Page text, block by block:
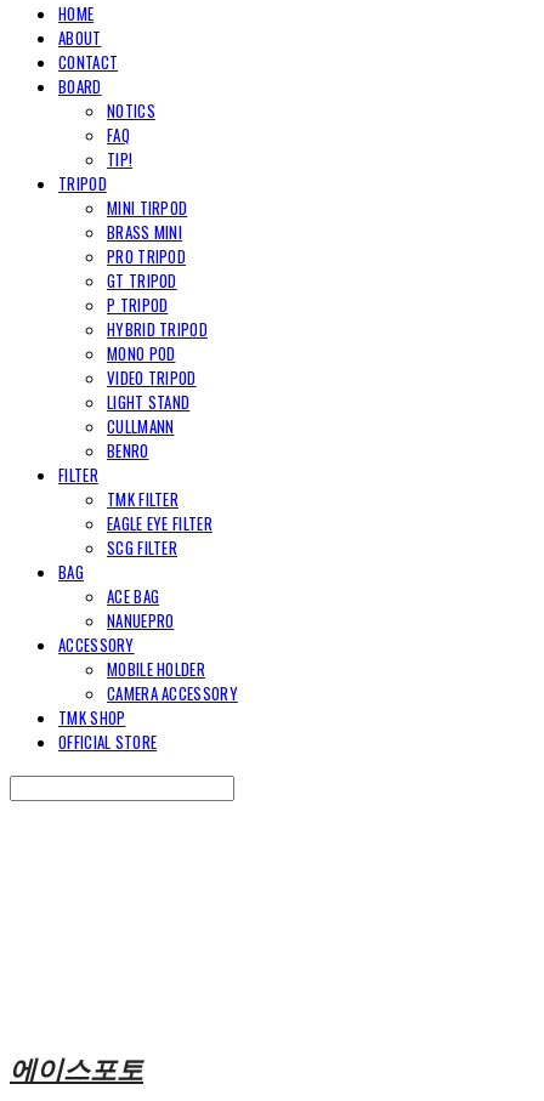
HOME
ABOUT
CONTACT
BOARD
NOTICS
FAQ
TIP!
TRIPOD
MINI TIRPOD
BRASS MINI
PRO TRIPOD
GT TRIPOD
P TRIPOD
HYBRID TRIPOD
MONO POD
VIDEO TRIPOD
LIGHT STAND
CULLMANN
BENRO
FILTER
TMK FILTER
EAGLE EYE FILTER
SCG FILTER
BAG
ACE BAG
NANUEPRO
ACCESSORY
MOBILE HOLDER
CAMERA ACCESSORY
TMK SHOP
OFFICIAL STORE
에이스포토